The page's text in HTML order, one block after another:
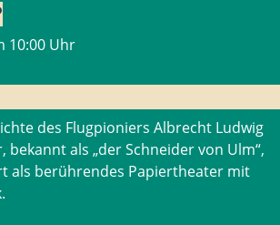
10:00 Uhr
des Flugpioniers Albrecht Ludwig
bekannt als „der Schneider von Ulm“,
als berührendes Papiertheater mit